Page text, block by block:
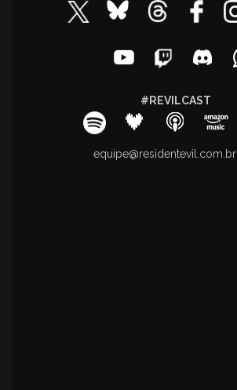
#REVILCAST
equipe@residentevil.com.br